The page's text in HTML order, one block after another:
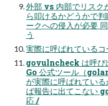
外部 vs 内部でリスク
ら叩けるかどうかで
ークへの侵入が必要
う
実際に呼ばれている
govulncheck は呼び
Go 公式ツール（
が実際に呼ばれてい
ば報告に出てこない
応 /